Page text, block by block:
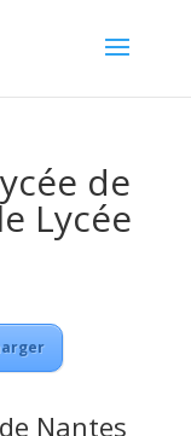
de
Lycée
Nantes